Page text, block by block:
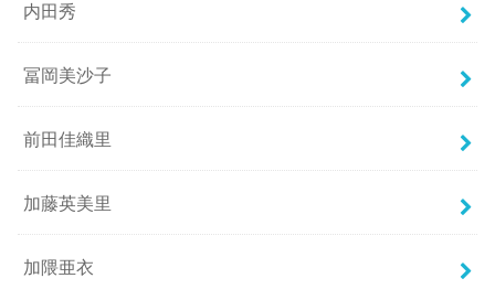
内田秀
冨岡美沙子
前田佳織里
加藤英美里
加隈亜衣